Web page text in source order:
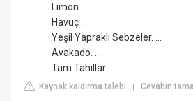
Limon. ...
Havuç ...
Yeşil Yapraklı Sebzeler. ...
Avakado. ...
Tam Tahıllar.
Kaynak kaldırma talebi |Cevabın